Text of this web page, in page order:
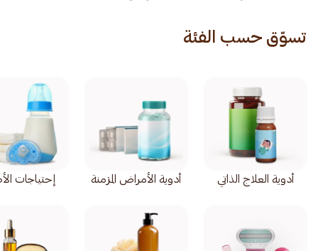
تسوّق حسب الفئة
أدوية العلاج الذاتي أدوية الأمراض المزمنة إحتياجات